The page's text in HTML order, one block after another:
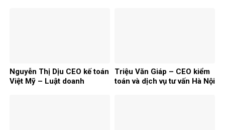
Nguyễn Thị Dịu CEO kế toán
Việt Mỹ – Luật doanh
Triệu Văn Giáp – CEO kiểm
toán và dịch vụ tư vấn Hà Nội